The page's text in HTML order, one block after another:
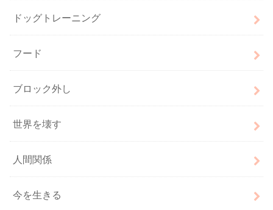
ドッグトレーニング
フード
ブロック外し
世界を壊す
人間関係
今を生きる